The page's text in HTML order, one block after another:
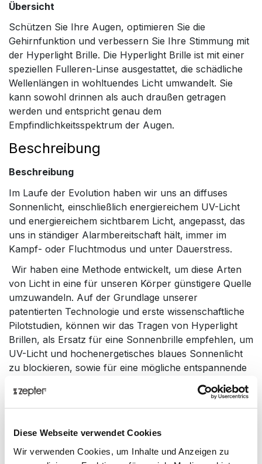
Diese Webseite verwendet Cookies
Wir verwenden Cookies, um Inhalte und Anzeigen zu
Übersicht
Schützen Sie Ihre Augen, optimieren Sie die
Gehirnfunktion und verbessern Sie Ihre Stimmung mit
der Hyperlight Brille. Die Hyperlight Brille ist mit einer
speziellen Fulleren-Linse ausgestattet, die schädliche
Wellenlängen in wohltuendes Licht umwandelt. Sie
kann sowohl drinnen als auch draußen getragen
werden und entspricht genau dem
Empfindlichkeitsspektrum der Augen.
Beschreibung
Beschreibung
Im Laufe der Evolution haben wir uns an diffuses
Sonnenlicht, einschließlich energiereichem UV-Licht
und energiereichem sichtbarem Licht, angepasst, das
uns in ständiger Alarmbereitschaft hält, immer im
Kampf- oder Fluchtmodus und unter Dauerstress.
Wir haben eine Methode entwickelt, um diese Arten
von Licht in eine für unseren Körper günstigere Quelle
umzuwandeln. Auf der Grundlage unserer
patentierten Technologie und erste wissenschaftliche
Pilotstudien, können wir das Tragen von Hyperlight
Brillen, als Ersatz für eine Sonnenbrille empfehlen, um
UV-Licht und hochenergetisches blaues Sonnenlicht
zu blockieren, sowie für eine mögliche entspannende
Schutz vor schädlichem blau-violettem Licht, das von
LCD- und LED-Bildschirmen ausgestrahlt wird.
Eigenschaften der Hyperlight Brille: